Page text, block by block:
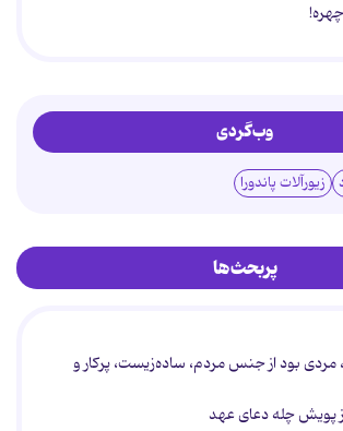
وب‌گردی
زیورآلات پاندورا
پربحث‌ها
بود از جنس مردم، ساده‌زیست، پرکار و
پویش چله دعای عهد